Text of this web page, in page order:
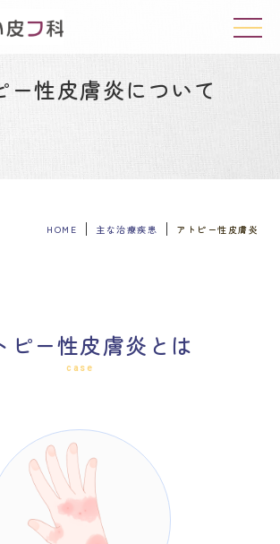
ー性皮膚炎について
HOME 主な治療疾患 アトピー性皮膚炎
ピー性皮膚炎とは
case